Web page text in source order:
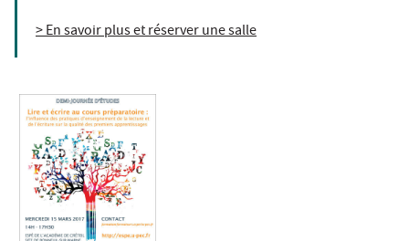
> En savoir plus et réserver une salle